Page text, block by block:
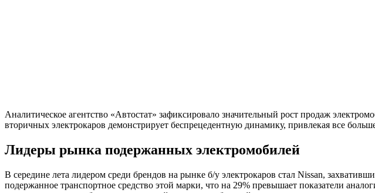
Аналитическое агентство «Автостат» зафиксировало значительный рост продаж
вторичных электрокаров демонстрирует беспрецедентную динамику, привлекая все
Лидеры рынка подержанных электромобилей
В середине лета лидером среди брендов на рынке б/у электрокаров стал Nissan,
подержанное транспортное средство этой марки, что на 29% превышает показатели